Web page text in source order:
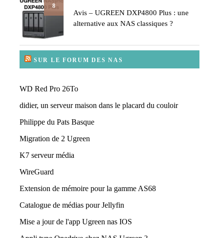
8
Avis – UGREEN DXP4800 Plus : une
alternative aux NAS classiques ?
SUR LE FORUM DES NAS
WD Red Pro 26To
didier, un serveur maison dans le placard du couloir
Philippe du Pats Basque
Migration de 2 Ugreen
K7 serveur média
WireGuard
Extension de mémoire pour la gamme AS68
Catalogue de médias pour Jellyfin
Mise a jour de l'app Ugreen nas IOS